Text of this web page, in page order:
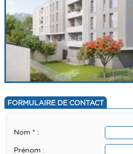
FORMULAIRE DE CONTACT
Nom * :
Prénom :